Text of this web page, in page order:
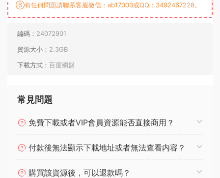
⑥有任何問題請聯系客服微信：ab17003或QQ：3492467228。
編碼： 24072901
資源大小： 2.3GB
下載方式： 百度網盤
常見問題
免費下載或者VIP會員資源能否直接商用？
付款後無法顯示下載地址或者無法查看内容？
購買該資源後，可以退款嗎？